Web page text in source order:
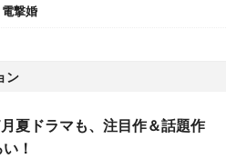
撃婚
ン
夏ドラマも、注目作＆話題作
！